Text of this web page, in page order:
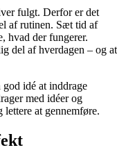
fulgt. Derfor er det
af rutinen. Sæt tid af
hvad der fungerer.
del af hverdagen – og at
idé at inddrage
med idéer og
lettere at gennemføre.